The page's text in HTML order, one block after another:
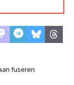
fuseren